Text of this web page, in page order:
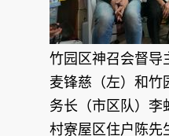
竹园区神召会督导
麦锋慈（左）和竹
务长（市区队）李
村寮屋区住户陈先